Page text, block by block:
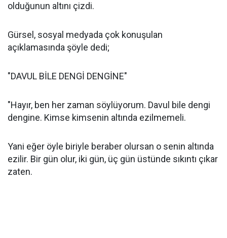
olduğunun altını çizdi.
Gürsel, sosyal medyada çok konuşulan
açıklamasında şöyle dedi;
"DAVUL BİLE DENGİ DENGİNE"
"Hayır, ben her zaman söylüyorum. Davul bile dengi
dengine. Kimse kimsenin altında ezilmemeli.
Yani eğer öyle biriyle beraber olursan o senin altında
ezilir. Bir gün olur, iki gün, üç gün üstünde sıkıntı çıkar
zaten.